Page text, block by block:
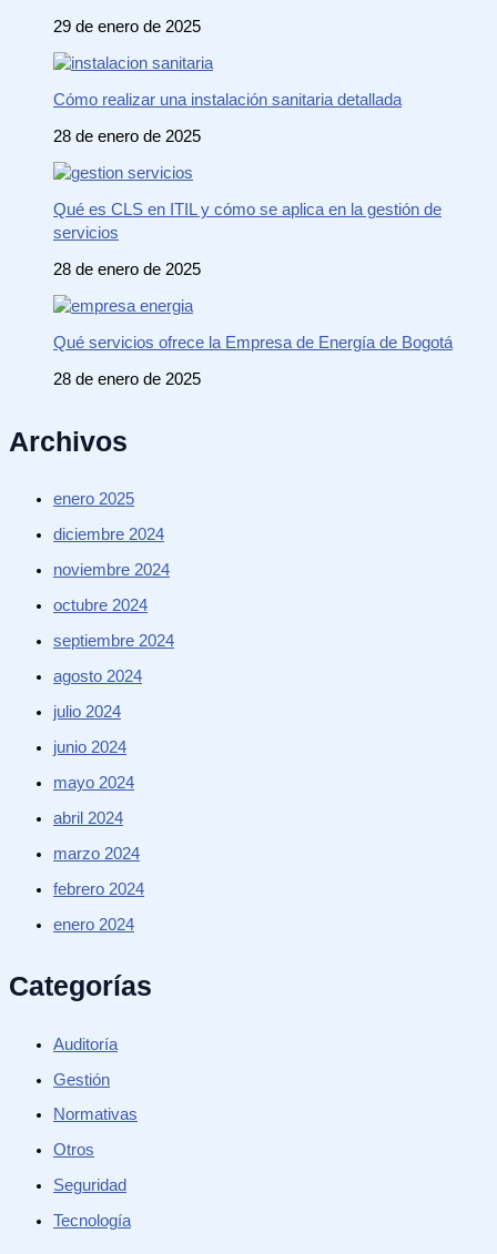
29 de enero de 2025
Cómo realizar una instalación sanitaria detallada
28 de enero de 2025
Qué es CLS en ITIL y cómo se aplica en la gestión de
servicios
28 de enero de 2025
Qué servicios ofrece la Empresa de Energía de Bogotá
28 de enero de 2025
Archivos
enero 2025
diciembre 2024
noviembre 2024
octubre 2024
septiembre 2024
agosto 2024
julio 2024
junio 2024
mayo 2024
abril 2024
marzo 2024
febrero 2024
enero 2024
Categorías
Auditoría
Gestión
Normativas
Otros
Seguridad
Tecnología